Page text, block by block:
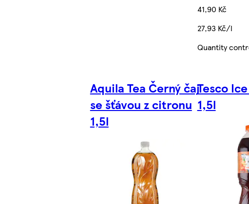
41,90 Kč
27,93 Kč/l
Quantity
Aquila Tea Černý čaj
se šťávou z citronu
1,5l
Tesco
1,5l